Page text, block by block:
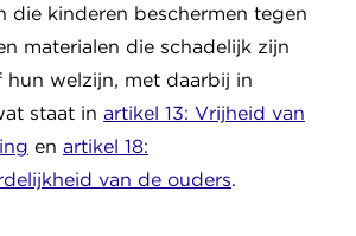
die kinderen beschermen tegen
materialen die schadelijk zijn
hun welzijn, met daarbij in
staat in artikel 13: Vrijheid van
en artikel 18:
van de ouders.